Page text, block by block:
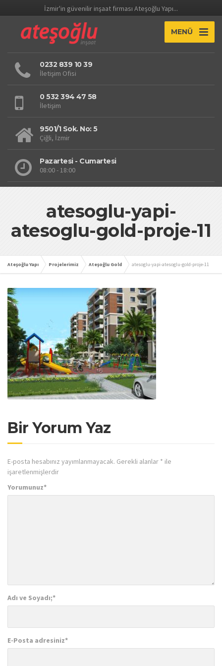
İzmir'in güvenilir inşaat firması Ateşoğlu Yapı...
MENÜ
0232 839 10 39
İletişim Ofisi
0 532 394 47 58
İletişim
9501/1 Sok. No: 5
Çiğli, İzmir
Pazartesi - Cumartesi
08:00 - 18:00
atesoglu-yapi-
atesoglu-gold-proje-11
Ateşoğlu Yapı Projelerimiz Ateşoğlu Gold atesoglu-yapi-atesoglu-gold-proje-11
Bir Yorum Yaz
E-posta hesabınız yayımlanmayacak. Gerekli alanlar * ile
işaretlenmişlerdir
Yorumunuz*
Adı ve Soyadı;*
E-Posta adresiniz*